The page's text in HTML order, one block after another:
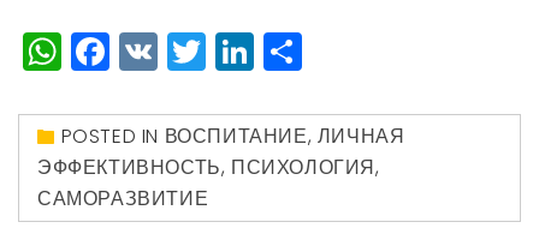
WhatsApp
Facebook
VK TwitterLinkedIn
POSTED IN ВОСПИТАНИЕ, ЛИЧНАЯ
ЭФФЕКТИВНОСТЬ, ПСИХОЛОГИЯ,
САМОРАЗВИТИЕ